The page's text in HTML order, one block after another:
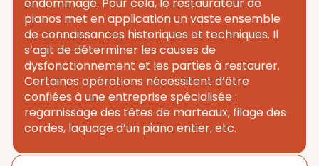
endommagé. Pour cela, le restaurateur de
pianos met en application un vaste ensemble
de connaissances historiques et techniques. Il
s’agit de déterminer les causes de
dysfonctionnement et les parties à restaurer.
Certaines opérations nécessitent d’être
confiées à une entreprise spécialisée :
regarnissage des têtes de marteaux, filage des
cordes, laquage d’un piano entier, etc.